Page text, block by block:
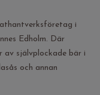
i
Edholm. Där
av självplockade bär i
och annan